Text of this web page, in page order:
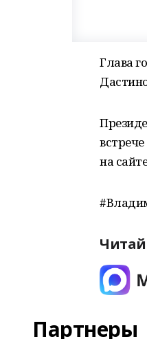
Глава
на
Партнеры